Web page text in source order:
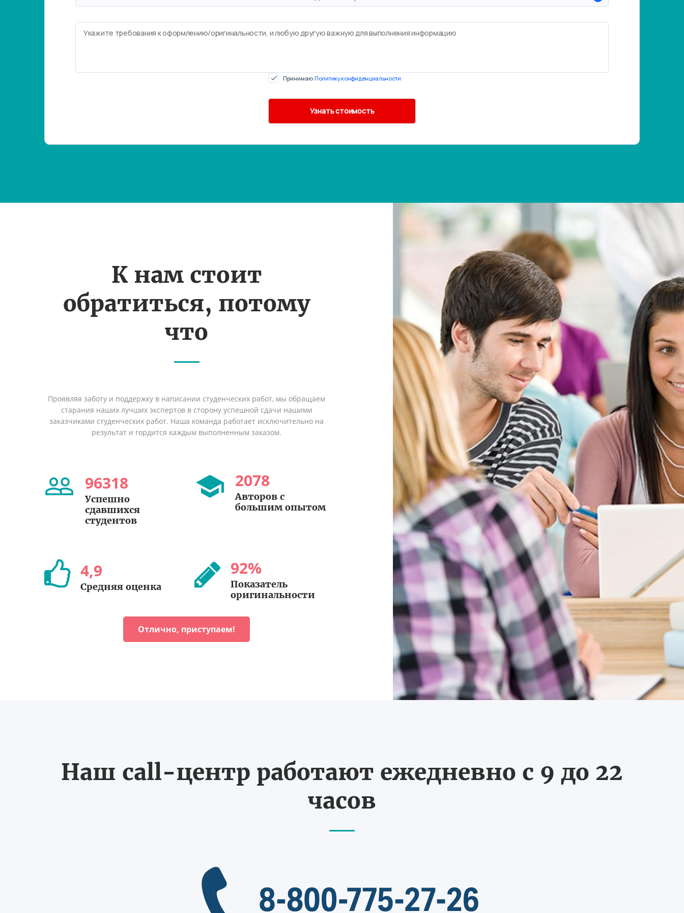
Принимаю Политику конфиденциальности
К нам стоит
обратиться, потому
что
Проявляя заботу и поддержку в написании студенческих работ, мы обращаем
старания наших лучших экспертов в сторону успешной сдачи нашими
заказчиками студенческих работ. Наша команда работает исключительно на
результат и гордится каждым выполненным заказом.
96318
Успешно
сдавшихся
студентов
2078
Авторов с
большим опытом
4,9
Средняя оценка
92%
Показатель
оригинальности
Отлично, приступаем!
Наш call-центр работают ежедневно с 9 до 22
часов